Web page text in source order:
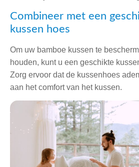
Combineer met een
kussen hoes
Om uw bamboe kussen te
houden, kunt u een geschikte
Zorg ervoor dat de kussenhoes
aan het comfort van het kussen.